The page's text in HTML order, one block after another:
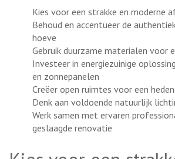
Kies voor een strakke en moderne
Behoud en accentueer de
hoeve
Gebruik duurzame materialen voor
Investeer in energiezuinige
en zonnepanelen
Creëer open ruimtes voor een
Denk aan voldoende natuurlijk
Werk samen met ervaren
geslaagde renovatie